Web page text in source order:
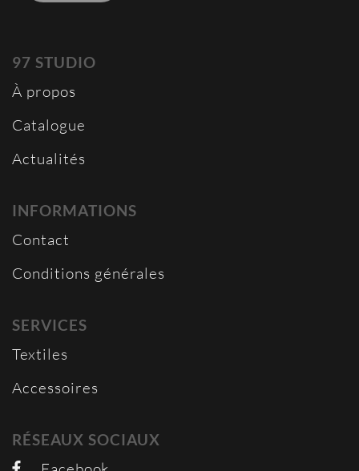
97 STUDIO
À propos
Catalogue
Actualités
INFORMATIONS
Contact
Conditions générales
SERVICES
Textiles
Accessoires
RÉSEAUX SOCIAUX